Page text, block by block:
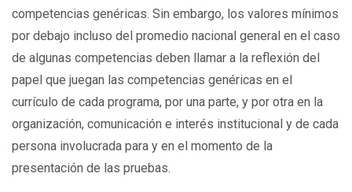
competencias genéricas. Sin embargo, los valores mínimos
por debajo incluso del promedio nacional general en el caso
de algunas competencias deben llamar a la reflexión del
papel que juegan las competencias genéricas en el
currículo de cada programa, por una parte, y por otra en la
organización, comunicación e interés institucional y de cada
persona involucrada para y en el momento de la
presentación de las pruebas.